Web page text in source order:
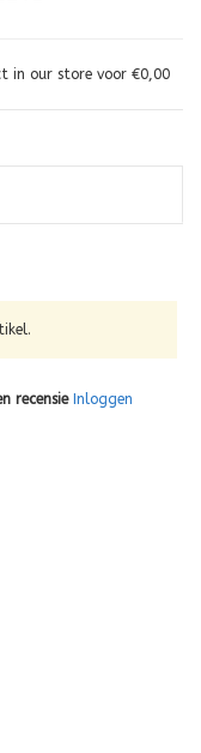
in our store voor €0,00
recensie Inloggen